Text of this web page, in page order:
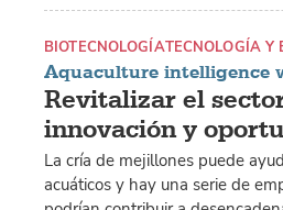
Aquaculture intelligence
Revitalizar el
innovación y
BIOTECNOLOGÍATECNOLOGÍA Y
La cría de mejillones puede
acuáticos y hay una serie de